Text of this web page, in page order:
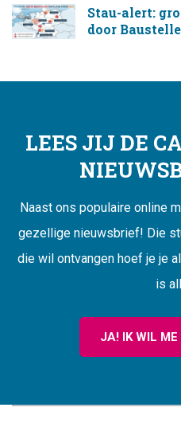
Stau-alert:
door
LEES JIJ DE
Naast ons populaire online
gezellige nieuwsbrief! Die
die wil ontvangen hoef je je
is
JA! IK WIL